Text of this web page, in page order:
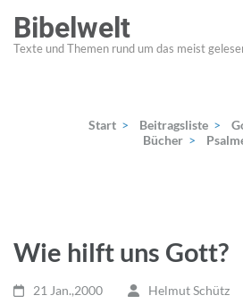
Inhalt
springen
Bibelwelt
Texte und Themen rund um das meist
Start > Beitragsliste >
Bücher >
Wie hilft uns Gott?
21 Jan.,2000
Helmut Schütz